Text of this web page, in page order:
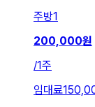
주방1
200,000원
/1주
임대료